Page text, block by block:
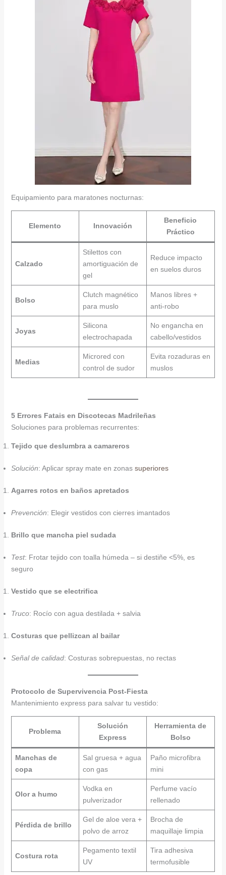
Equipamiento para maratones nocturnas:
Elemento Innovación
Beneficio
Práctico
Calzado
Stilettos con
amortiguación de
gel
Reduce impacto
en suelos duros
Bolso
Clutch magnético
para muslo
Manos libres +
anti-robo
Joyas
Silicona
electrochapada
No engancha en
cabello/vestidos
Medias
Microred con
control de sudor
Evita rozaduras en
muslos
5 Errores Fatais en Discotecas Madrileñas
Soluciones para problemas recurrentes:
Tejido que deslumbra a camareros
Solución: Aplicar spray mate en zonas superiores
Agarres rotos en baños apretados
Prevención: Elegir vestidos con cierres imantados
Brillo que mancha piel sudada
Test: Frotar tejido con toalla húmeda – si destiñe <5%, es
seguro
Vestido que se electrifica
Truco: Rocío con agua destilada + salvia
Costuras que pellizcan al bailar
Señal de calidad: Costuras sobrepuestas, no rectas
Protocolo de Supervivencia Post-Fiesta
Mantenimiento express para salvar tu vestido:
Problema
Solución
Express
Herramienta de
Bolso
Manchas de
copa
Sal gruesa + agua
con gas
Paño microfibra
mini
Olor a humo
Vodka en
pulverizador
Perfume vacío
rellenado
Pérdida de brillo
Gel de aloe vera +
polvo de arroz
Brocha de
maquillaje limpia
Costura rota
Pegamento textil
UV
Tira adhesiva
termofusible